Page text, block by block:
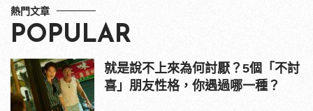
熱門文章
POPULAR
就是說不上來為何討厭？5個「不討
喜」朋友性格，你遇過哪一種？